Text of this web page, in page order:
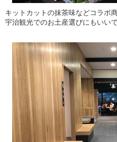
キットカットの抹茶味などコラボ
宇治観光でのお土産選びにもいいで